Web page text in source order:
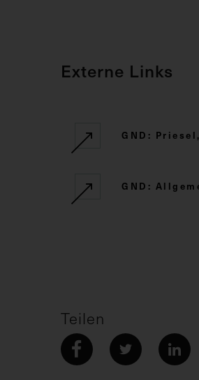
Externe Links
GND:
GND:
Teilen